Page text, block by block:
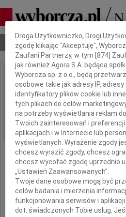
Nekrologi Odeszli Poradnik
IMIĘ I NAZWISKO: Kalina
REGION: Bydgoszcz
DATA EMISJI: 25.06.2021
Z ogromnym żalem
odeszła
nasza
Dbamy o Twoją prywatność
Droga Użytkowniczko, Drogi
zgodę klikając "Akceptuję",
Zaufani Partnerzy, w tym [874 ]
jak również Agora S.A. będąca
Wyborcza sp. z o.o., będą
osobowe takie jak adresy IP,
identyfikatory plików cookie lub
tych plikach do celów
na potrzeby wyświetlania reklam
Twoich zainteresowań i
aplikacjach i w Internecie lub
wyświetlanych. Wyrażenie zgody
chcesz wyrazić zgody, chcesz
chcesz wycofać zgodę uprzednio
„Ustawień Zaawansowanych”.
Twoje dane osobowe mogą być
celów badania i mierzenia
funkcjonowania serwisów i aplikacji
dot. świadczonych Tobie usług.